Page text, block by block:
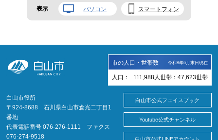
表示 パソコン スマートフォン
市の人口・世帯数 令和8年6月末日現在
人口： 111,988 人 世帯： 47,623世帯
白山市役所
〒924-8688 石川県白山市倉光二丁目1
番地
代表電話番号 076-276-1111 ファクス
076-274-9518
白山市公式フェイスブック
Youtube公式チャンネル
白山市公式LINEアカウント